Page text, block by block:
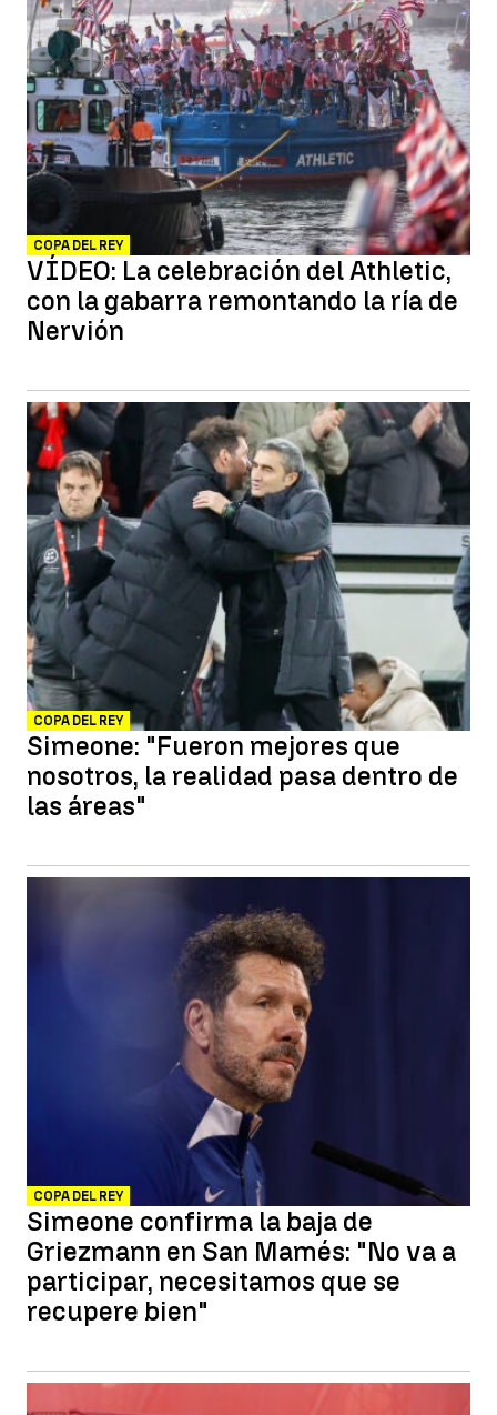
COPA DEL REY
VÍDEO: La celebración del Athletic,
con la gabarra remontando la ría de
Nervión
COPA DEL REY
Simeone: "Fueron mejores que
nosotros, la realidad pasa dentro de
las áreas"
COPA DEL REY
Simeone confirma la baja de
Griezmann en San Mamés: "No va a
participar, necesitamos que se
recupere bien"